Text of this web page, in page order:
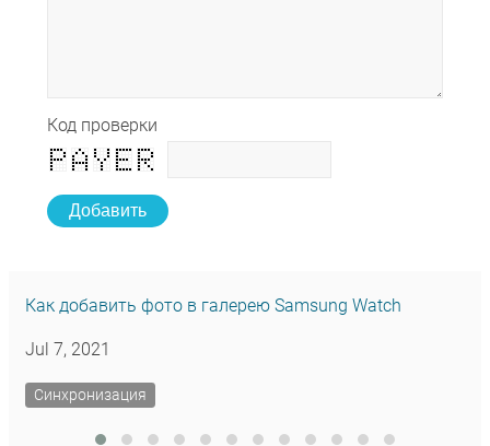
Код проверки
Добавить
Как добавить фото в галерею Samsung Watch
Jul 7, 2021
Синхронизация